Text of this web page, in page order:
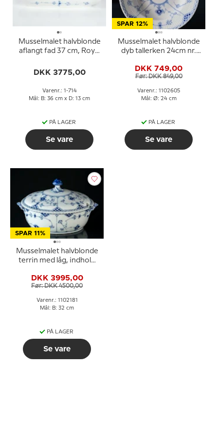
Musselmalet halvblonde
aflangt fad 37 cm, Royal
DKK 3775,00
Varenr.: 1-714
Mål: B: 36 cm x D: 13 cm
PÅ LAGER
Se vare
SPAR 12%
Musselmalet halvblonde
dyb tallerken 24cm nr.
Copenhagen
DKK 749,00
Før: DKK 849,00
Varenr.: 1102605
Mål: Ø: 24 cm
PÅ LAGER
Se vare
SPAR 11%
Musselmalet halvblonde
terrin med låg, indhold
Copenhagen
DKK 3995,00
Før: DKK 4500,00
Varenr.: 1102181
Mål: B: 32 cm
PÅ LAGER
Se vare